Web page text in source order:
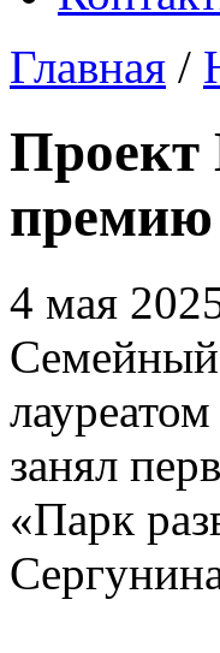
Главная /
Проект
премию
4 мая
занял
«Парк